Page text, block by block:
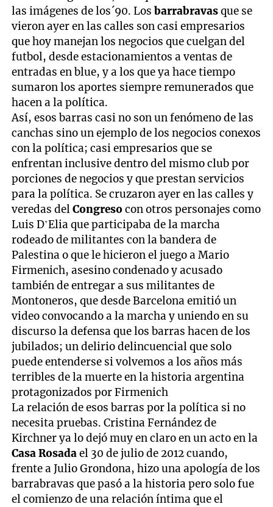
las imágenes de los´90. Losbarrabravasque se
vieron ayer en las calles son casi empresarios
que hoy manejan los negocios que cuelgan del
futbol, desde estacionamientos a ventas de
entradas en blue, y a los que ya hace tiempo
sumaron los aportes siempre remunerados que
hacen a la política.
Así, esos barras casi no son un fenómeno de las
canchas sino un ejemplo de los negocios conexos
con la política; casi empresarios que se
enfrentan inclusive dentro del mismo club por
porciones de negocios y que prestan servicios
para la política. Se cruzaron ayer en las calles y
veredas delCongresocon otros personajes como
Luis D’Elia que participaba de la marcha
rodeado de militantes con la bandera de
Palestina o que le hicieron el juego a Mario
Firmenich, asesino condenado y acusado
también de entregar a sus militantes de
Montoneros, que desde Barcelona emitió un
video convocando a la marcha y uniendo en su
discurso la defensa que los barras hacen de los
jubilados; un delirio delincuencial que solo
puede entenderse si volvemos a los años más
terribles de la muerte en la historia argentina
protagonizados por Firmenich
La relación de esos barras por la política si no
necesita pruebas. Cristina Fernández de
Kirchner ya lo dejó muy en claro en un acto en la
Casa Rosadael 30 de julio de 2012 cuando,
frente a Julio Grondona, hizo una apología de los
barrabravas que pasó a la historia pero solo fue
el comienzo de una relación íntima que el